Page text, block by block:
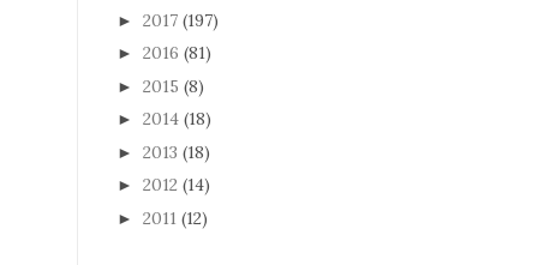
► 2017 (197)
► 2016 (81)
► 2015 (8)
► 2014 (18)
► 2013 (18)
► 2012 (14)
► 2011 (12)